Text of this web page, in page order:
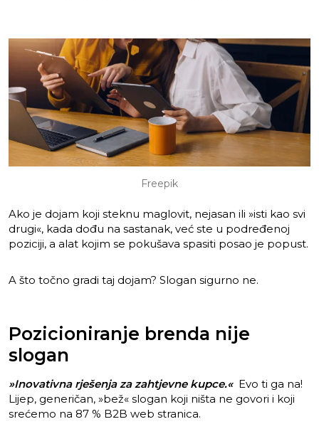
Freepik
Ako je dojam koji steknu maglovit, nejasan ili »isti kao svi
drugi«, kada dođu na sastanak, već ste u podređenoj
poziciji, a alat kojim se pokušava spasiti posao je popust.
A što točno gradi taj dojam? Slogan sigurno ne.
Pozicioniranje brenda nije
slogan
»Inovativna rješenja za zahtjevne kupce.«Evo ti ga na!
Lijep, generičan, »bež« slogan koji ništa ne govori i koji
srećemo na 87 % B2B web stranica.